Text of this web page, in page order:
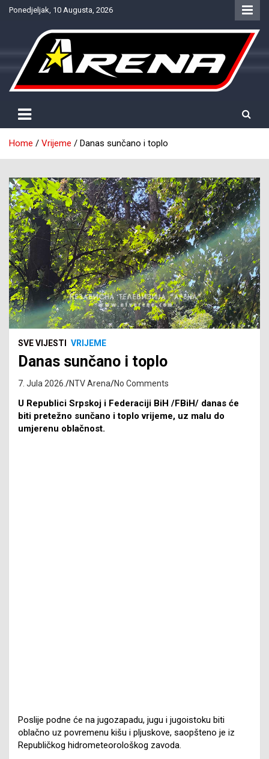
SkipPonedjeljak, 10 Augusta, 2026
NTV Arena
Home Vrijeme Danas sunčano i toplo
SVE VIJESTI VRIJEME
Danas sunčano i toplo
7. Jula 2026. NTV Arena No Comments
U Republici Srpskoj i Federaciji BiH /FBiH/ danas će
biti pretežno sunčano i toplo vrijeme, uz malu do
umjerenu oblačnost.
Poslije podne će na jugozapadu, jugu i jugoistoku biti
oblačno uz povremenu kišu i pljuskove, saopšteno je iz
Republičkog hidrometeorološkog zavoda.